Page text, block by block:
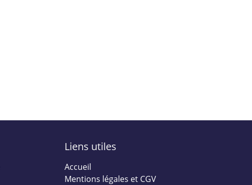
Liens utiles
Accueil
Mentions légales et CGV